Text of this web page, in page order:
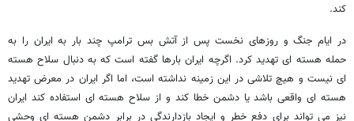
کند.
در ایام جنگ و روزهای نخست پس از آتش بس ترامپ چند بار به ایران را به
حمله هسته ای تهدید کرد. اگرچه ایران بارها گفته است که به دنبال سلاح هسته
ای نیست و هیچ تلاشی در این زمینه نداشته است، اما اگر ایران در معرض تهدید
هسته ای واقعی باشد یا دشمن خطا کند و از سلاح هسته ای استفاده کند ایران
نیز می تواند برای دفع خطر و ایجاد بازدارندگی در برابر دشمن هسته ای وحشی